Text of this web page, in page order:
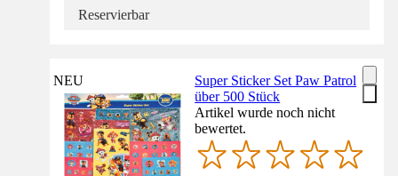
Reservierbar
NEU
Super Sticker Set Paw Patrol
über 500 Stück
Artikel wurde noch nicht
bewertet.